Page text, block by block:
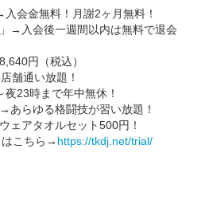
会金無料！月謝2ヶ月無料！
→入会後一週間以内は無料で退会
円（税込）
舗通い放題！
23時まで年中無休！
あらゆる格闘技が習い放題！
ェアタオルセット500円！
はこちら→ https://tkdj.net/trial/